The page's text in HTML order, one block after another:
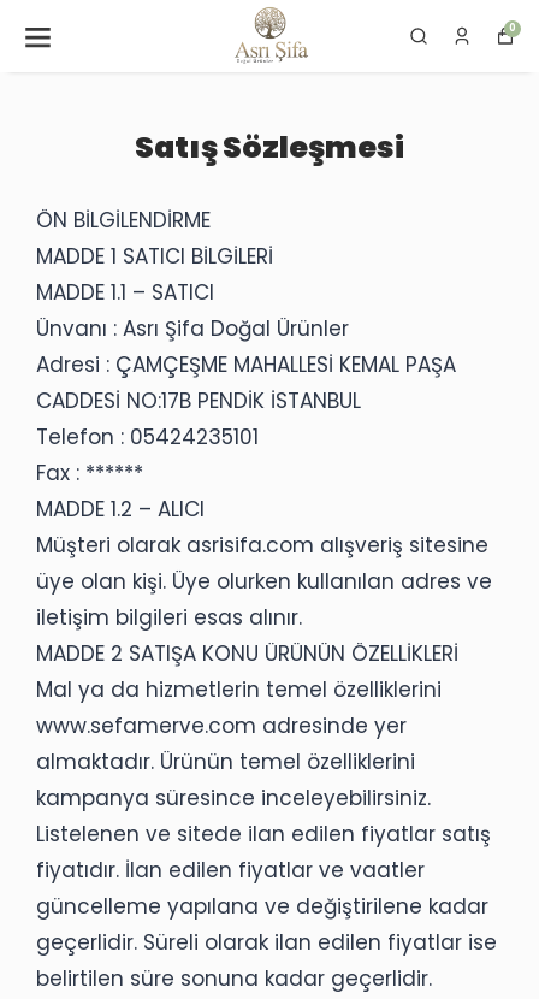
0
Satış Sözleşmesi
ÖN BİLGİLENDİRME
MADDE 1 SATICI BİLGİLERİ
MADDE 1.1 – SATICI
Ünvanı : Asrı Şifa Doğal Ürünler
Adresi : ÇAMÇEŞME MAHALLESİ KEMAL PAŞA
CADDESİ NO:17B PENDİK İSTANBUL
Telefon : 05424235101
Fax : ******
MADDE 1.2 – ALICI
Müşteri olarak asrisifa.com alışveriş sitesine
üye olan kişi. Üye olurken kullanılan adres ve
iletişim bilgileri esas alınır.
MADDE 2 SATIŞA KONU ÜRÜNÜN ÖZELLİKLERİ
Mal ya da hizmetlerin temel özelliklerini
www.sefamerve.com adresinde yer
almaktadır. Ürünün temel özelliklerini
kampanya süresince inceleyebilirsiniz.
Listelenen ve sitede ilan edilen fiyatlar satış
fiyatıdır. İlan edilen fiyatlar ve vaatler
güncelleme yapılana ve değiştirilene kadar
geçerlidir. Süreli olarak ilan edilen fiyatlar ise
belirtilen süre sonuna kadar geçerlidir.